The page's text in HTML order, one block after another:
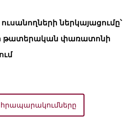
ներկայացումը՝
թատերական փառատոնի
հրապարակումները